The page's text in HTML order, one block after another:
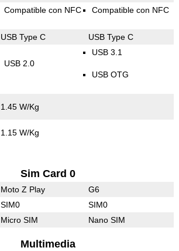
Compatible con NFC Compatible con NFC
USB Type C USB Type C
USB 2.0
USB 3.1
USB OTG
1.45 W/Kg
1.15 W/Kg
Sim Card 0
Moto Z Play G6
SIM0 SIM0
Micro SIM Nano SIM
Multimedia